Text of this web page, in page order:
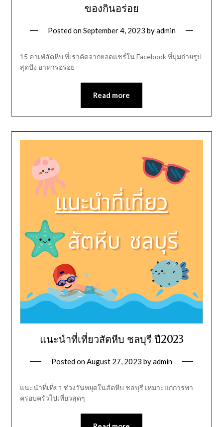
ของกินอร่อย
Posted onSeptember 4, 2023 byadmin
15 คาเฟ่สัตหีบ ที่เราคัดจากยอดแชร์ใน Facebook ที่มุมถ่ายรูป
สุดปัง อาหารอร่อย
Read more
แนะนำที่เที่ยวสัตหีบ ชลบุรี ปี2023
Posted onAugust 27, 2023 byadmin
แนะนำที่เที่ยว ช่วงวันหยุดในสัตหีบ ชลบุรี เหมาะแก่การพา
ครอบครัวไปเที่ยวสุดๆ